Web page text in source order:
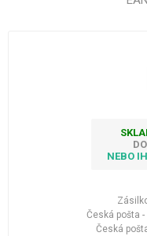
NEBO
Česká pošta
Česká